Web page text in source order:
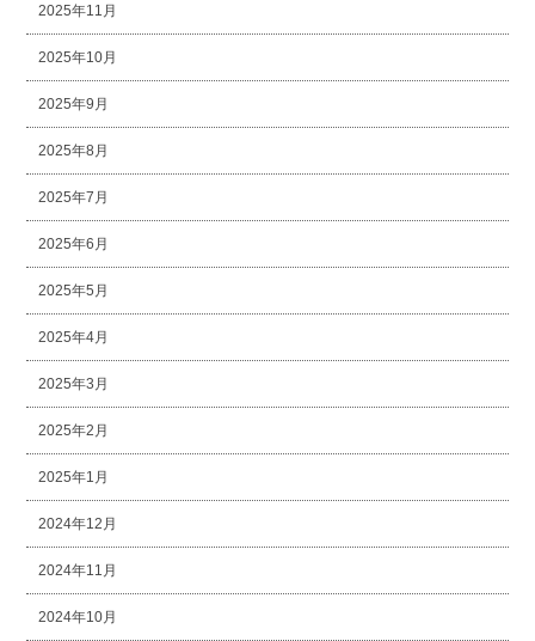
2025年11月
2025年10月
2025年9月
2025年8月
2025年7月
2025年6月
2025年5月
2025年4月
2025年3月
2025年2月
2025年1月
2024年12月
2024年11月
2024年10月